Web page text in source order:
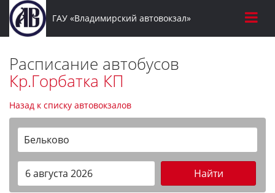
ГАУ «Владимирский автовокзал»
Расписание автобусов
Кр.Горбатка КП
Назад к списку автовокзалов
Бельково
Найти